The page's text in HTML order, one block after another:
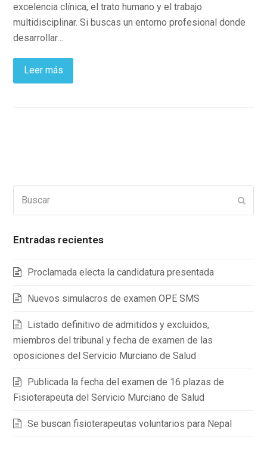
excelencia clínica, el trato humano y el trabajo
multidisciplinar. Si buscas un entorno profesional donde
desarrollar…
Leer más
Entradas recientes
Proclamada electa la candidatura presentada
Nuevos simulacros de examen OPE SMS
Listado definitivo de admitidos y excluidos,
miembros del tribunal y fecha de examen de las
oposiciones del Servicio Murciano de Salud
Publicada la fecha del examen de 16 plazas de
Fisioterapeuta del Servicio Murciano de Salud
Se buscan fisioterapeutas voluntarios para Nepal